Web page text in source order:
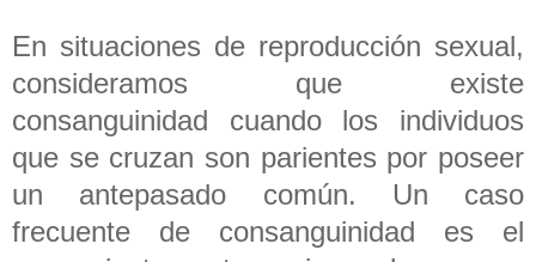
En situaciones de reproducción sexual,
consideramos que existe
consanguinidad cuando los individuos
que se cruzan son parientes por poseer
un antepasado común. Un caso
frecuente de consanguinidad es el